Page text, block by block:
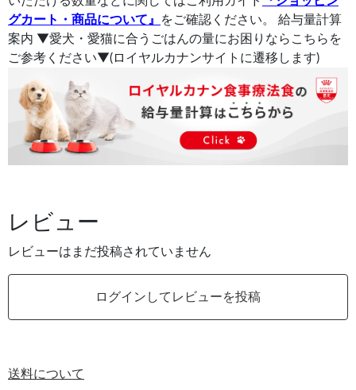
グカート・商品について』
をご確認ください。 給与量計算
案内 ▼愛犬・愛猫に合うごはんの量にお困りならこちらを
ご参考ください▼(ロイヤルカナンサイトに遷移します)
レビュー
レビューはまだ投稿されていません
ログインしてレビューを投稿
送料について